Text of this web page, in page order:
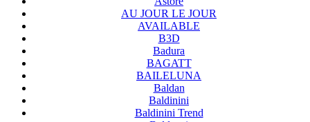
AU JOUR LE JOUR
AVAILABLE
B3D
Badura
BAGATT
BAILELUNA
Baldan
Baldinini
Baldinini Trend